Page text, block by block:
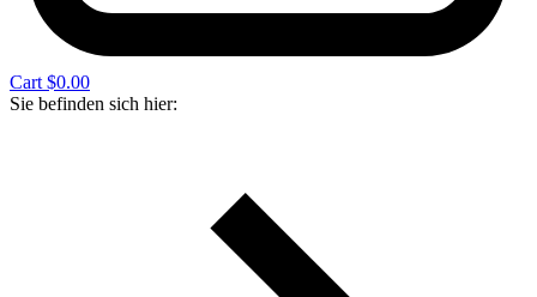
Cart $0.00
Sie befinden sich hier: